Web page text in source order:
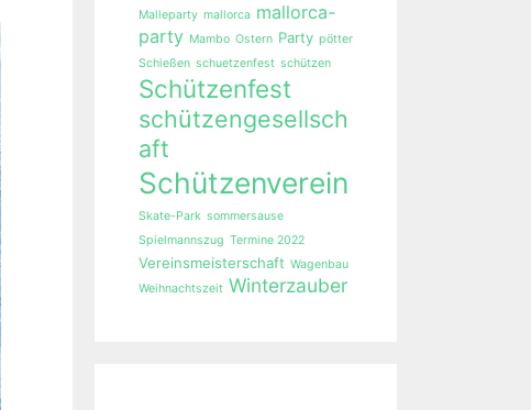
Malleparty mallorca mallorca-
party Mambo Ostern Party pötter
Schießen schuetzenfest schützen
Schützenfest
schützengesellsch
aft
Schützenverein
Skate-Park sommersause
Spielmannszug Termine 2022
Vereinsmeisterschaft Wagenbau
Weihnachtszeit Winterzauber